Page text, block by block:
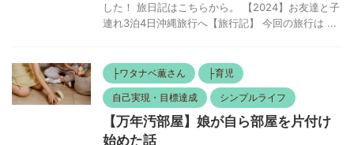
した！ 旅日記はこちらから。 【2024】お友達と子
連れ3泊4日沖縄旅行へ【旅行記】 今回の旅行は ...
├ワタナベ薫さん ├育児
自己実現・目標達成 シンプルライフ
【万年汚部屋】娘が自ら部屋を片付け
始めた話